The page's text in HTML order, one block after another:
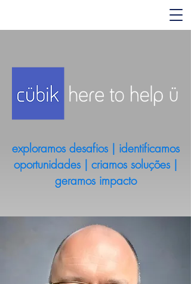
exploramos desafios | identificamos
oportunidades | criamos soluções |
geramos impacto